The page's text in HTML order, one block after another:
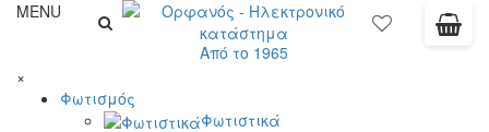
MENU
Από το 1965
×
Φωτισμός
Φωτιστικά